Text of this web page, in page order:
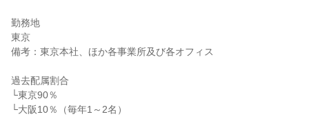
勤務地
東京
備考：東京本社、ほか各事業所及び各オフィス
過去配属割合
└東京90％
└大阪10％（毎年1～2名）